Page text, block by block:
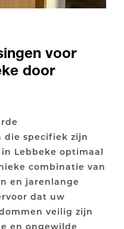
voor
door
die specifiek zijn
Lebbeke optimaal
combinatie van
en jarenlange
dat uw
veilig zijn
en ongewilde